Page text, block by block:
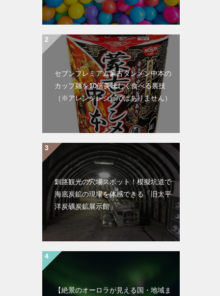
セブンプレミアム蒙古タンメン中本の
カップ麺を10倍美味しく食べる裏技
（※アレンジレシピではありません）
釧路観光の穴場スポット！模擬坑道で
海底炭鉱の現場を体感できる「旧太平
洋炭礦炭鉱展示館」
【絶景のオーロラが見える国・地域ま